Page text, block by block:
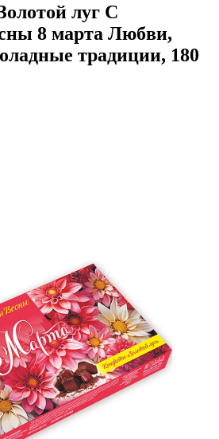
луг С
8 марта Любви,
традиции, 180